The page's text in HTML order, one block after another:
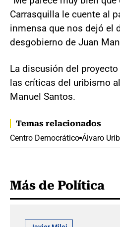
Carrasquilla le cuente al
inmensa que nos dejó el
desgobierno de Juan
La discusión del
las críticas del uribismo
Manuel Santos.
Temas relacionados
Centro Democrático Álvaro
Más de Política